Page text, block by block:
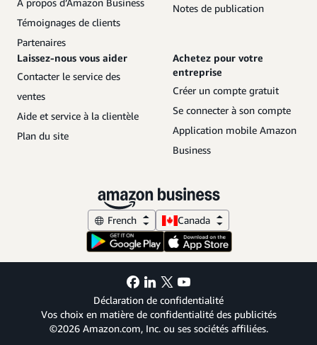
À propos d’Amazon Business
Témoignages de clients
Partenaires
Notes de publication
Laissez-nous vous aider
Contacter le service des
ventes
Aide et service à la clientèle
Plan du site
Achetez pour votre
entreprise
Créer un compte gratuit
Se connecter à son compte
Application mobile Amazon
Business
French Canada
Déclaration de confidentialité
Vos choix en matière de confidentialité des publicités
©2026 Amazon.com, Inc. ou ses sociétés affiliées.